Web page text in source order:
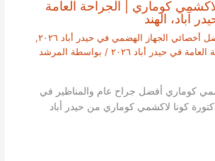
لاكشمي كوماري | الجراحة العامة
آباد، الهند
أخصائي الجهاز الهضمي في حيدر أباد ٢٠٢٦
,
في حيدر أباد ٢٠٢٦
/ بواسطة المرشد
كوماري أفضل جراح عام والمناظير في
كونا لاكشمي كوماري من حيدر أباد